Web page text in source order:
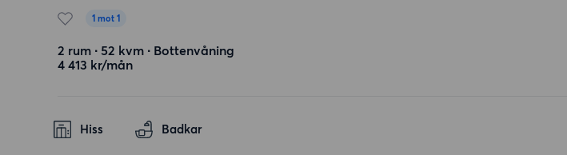
1 mot 1
2 rum ∙ 52 kvm ∙ Bottenvåning
4 413 kr/mån
Hiss Badkar